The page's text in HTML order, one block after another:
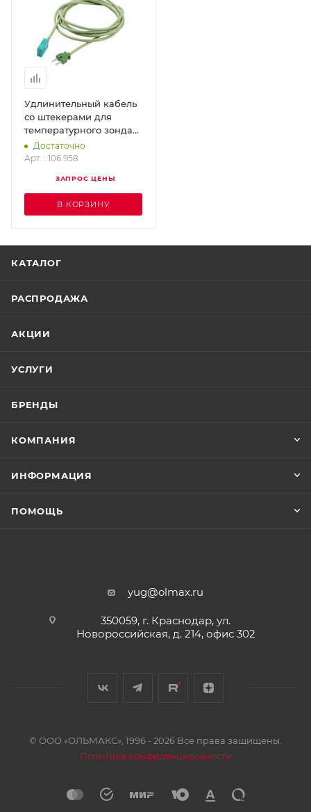
Удлинительный кабель
со штекерами для
температурного зонда
LEISTER 106.958
Достаточно
Арт. : 106.958
ЗАПРОС ЦЕНЫ
В КОРЗИНУ
КАТАЛОГ
РАСПРОДАЖА
АКЦИИ
УСЛУГИ
БРЕНДЫ
КОМПАНИЯ
ИНФОРМАЦИЯ
ПОМОЩЬ
yug@olmax.ru
350059, г. Краснодар, ул.
Новороссийская, д. 214, офис 302
© ООО «ОЛЬМАКС», 1996 - 2026 Все права защищены.
Политика конфиденциальности